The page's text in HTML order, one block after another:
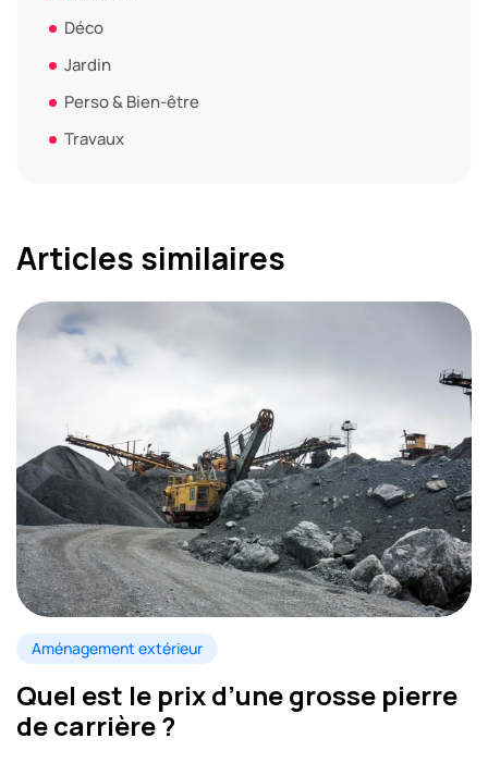
Déco
Jardin
Perso & Bien-être
Travaux
Articles similaires
Aménagement extérieur
Quel est le prix d’une grosse pierre
de carrière ?